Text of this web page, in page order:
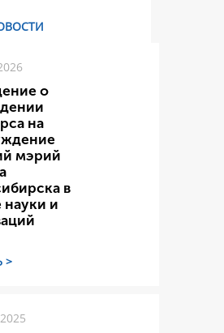
о
на
мэрий
в
и
>